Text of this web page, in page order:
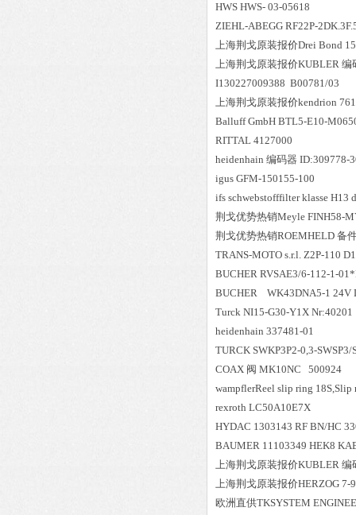
HWS HWS- 03-05618
ZIEHL-ABEGG RF22P-
上海荆戈原装报价Drei Bond
上海荆戈原装报价KUBLER 编
I130227009388 B00781/03
上海荆戈原装报价kendrion
Balluff GmbH BTL5-E10-
RITTAL 4127000
heidenhain 编码器 ID:309778-
igus GFM-150155-100
ifs schwebstofffilter klasse H13
荆戈优势热销Meyle FINH58-
荆戈优势热销ROEMHELD 备
TRANS-MOTO s.r.l. Z2P-
BUCHER RVSAE3/6-112-1-
BUCHER WK43DNA5-1
Turck NI15-G30-Y1X Nr:40201
heidenhain 337481-01
TURCK SWKP3P2-0,3-SWSP3/
COAX 阀 MK10NC 500924
wampflerReel slip ring
rexroth LC50A10E7X
HYDAC 1303143 RF BN/HC
BAUMER 11103349 HEK8
上海荆戈原装报价KUBLER 编
上海荆戈原装报价HERZOG 7-
欧洲直供TKSYSTEM